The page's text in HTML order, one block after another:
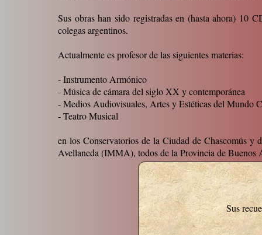
Sus
Sus obras han sido registradas en (hasta ahora) 10
colegas argentinos.
Actualmente es profesor de las siguientes materias:
- Instrumento Armónico
- Música de cámara del siglo XX y contemporánea
- Medios Audiovisuales, Artes y Estéticas del Mundo
- Teatro Musical
en los Conservatorios de la Ciudad de Chascomús
Avellaneda (IMMA), todos de la Provincia de Buenos